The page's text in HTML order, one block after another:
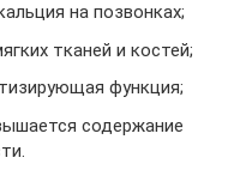
на позвонках;
тканей и костей;
функция;
содержание